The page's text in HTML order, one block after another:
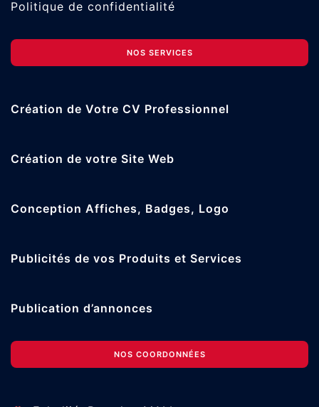
Politique de confidentialité
NOS SERVICES
Création de Votre CV Professionnel
Création de votre Site Web
Conception Affiches, Badges, Logo
Publicités de vos Produits et Services
Publication d’annonces
NOS COORDONNÉES